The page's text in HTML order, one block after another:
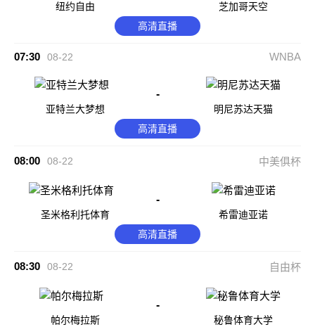
纽约自由
芝加哥天空
高清直播
07:30 08-22 WNBA
亚特兰大梦想
-
明尼苏达天猫
高清直播
08:00 08-22 中美俱杯
圣米格利托体育
-
希雷迪亚诺
高清直播
08:30 08-22 自由杯
帕尔梅拉斯
-
秘鲁体育大学